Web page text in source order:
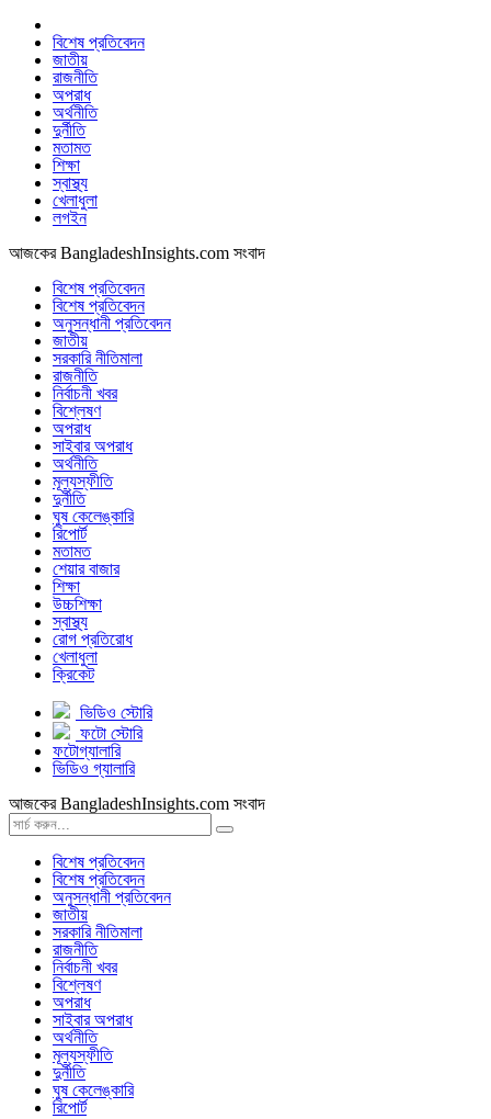
বিশেষ প্রতিবেদন
জাতীয়
রাজনীতি
অপরাধ
অর্থনীতি
দুর্নীতি
মতামত
শিক্ষা
স্বাস্থ্য
খেলাধুলা
লগইন
আজকের BangladeshInsights.com সংবাদ
বিশেষ প্রতিবেদন
বিশেষ প্রতিবেদন
অনুসন্ধানী প্রতিবেদন
জাতীয়
সরকারি নীতিমালা
রাজনীতি
নির্বাচনী খবর
বিশ্লেষণ
অপরাধ
সাইবার অপরাধ
অর্থনীতি
মূল্যস্ফীতি
দুর্নীতি
ঘুষ কেলেঙ্কারি
রিপোর্ট
মতামত
শেয়ার বাজার
শিক্ষা
উচ্চশিক্ষা
স্বাস্থ্য
রোগ প্রতিরোধ
খেলাধুলা
ক্রিকেট
ভিডিও স্টোরি
ফটো স্টোরি
ফটোগ্যালারি
ভিডিও গ্যালারি
আজকের BangladeshInsights.com সংবাদ
বিশেষ প্রতিবেদন
বিশেষ প্রতিবেদন
অনুসন্ধানী প্রতিবেদন
জাতীয়
সরকারি নীতিমালা
রাজনীতি
নির্বাচনী খবর
বিশ্লেষণ
অপরাধ
সাইবার অপরাধ
অর্থনীতি
মূল্যস্ফীতি
দুর্নীতি
ঘুষ কেলেঙ্কারি
রিপোর্ট